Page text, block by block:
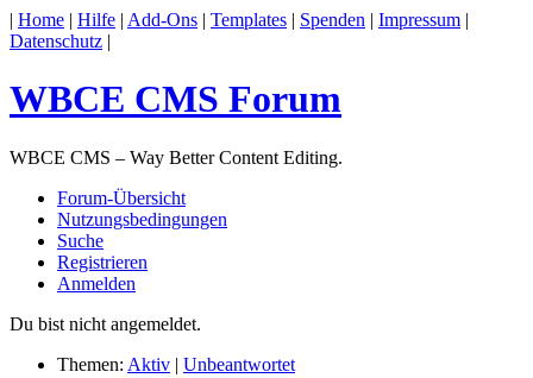
| Home | Hilfe | Add-Ons | Templates | Spenden | Impressum |
Datenschutz |
WBCE CMS Forum
WBCE CMS – Way Better Content Editing.
Forum-Übersicht
Nutzungsbedingungen
Suche
Registrieren
Anmelden
Du bist nicht angemeldet.
Themen: Aktiv | Unbeantwortet